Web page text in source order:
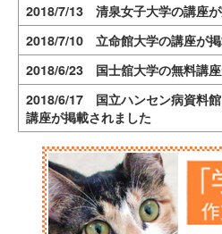
2018/7/13 清泉女子大学の講座
2018/7/10 立命館大学の講座が
2018/6/23 国士舘大学の無料講
2018/6/17 国立ハンセン病資料
講座が掲載されました